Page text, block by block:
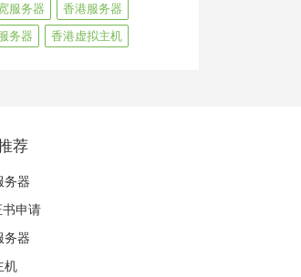
服务器
香港服务器
务器
香港虚拟主机
荐
务器
书申请
务器
机